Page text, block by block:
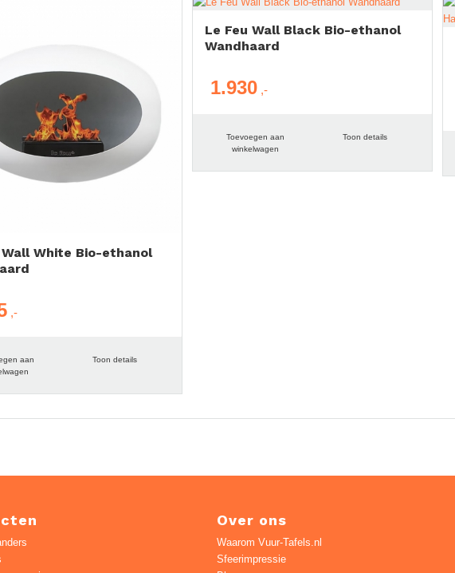
Wall White Bio-ethanol
aan
Toon details
Le Feu Wall Black Bio-ethanol
Wandhaard
1.930
Toevoegen aan
winkelwagen
Toon details
Over ons
Waarom Vuur-Tafels.nl
Sfeerimpressie